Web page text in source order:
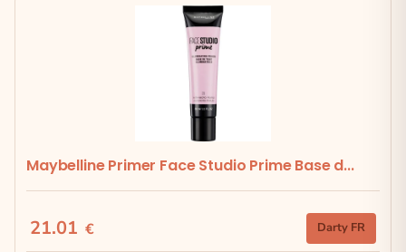
Maybelline Primer Face Studio Prime Base d...
21.01 € Darty FR